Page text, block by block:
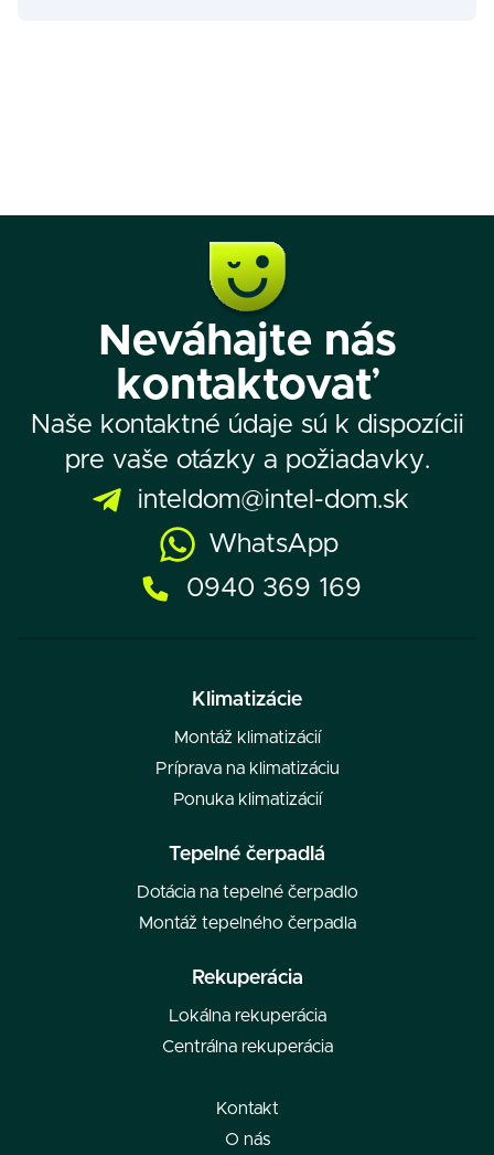
Neváhajte nás
kontaktovať
Naše kontaktné údaje sú k dispozícii
pre vaše otázky a požiadavky.
inteldom@intel-dom.sk
WhatsApp
0940 369 169
Klimatizácie
Montáž klimatizácií
Príprava na klimatizáciu
Ponuka klimatizácií
Tepelné čerpadlá
Dotácia na tepelné čerpadlo
Montáž tepelného čerpadla
Rekuperácia
Lokálna rekuperácia
Centrálna rekuperácia
Kontakt
O nás